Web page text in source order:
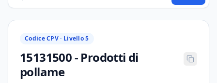
Codice CPV · Livello 5
15131500- Prodotti di
pollame